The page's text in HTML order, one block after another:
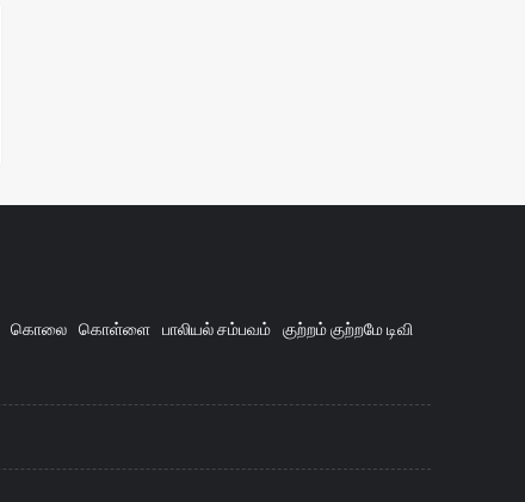
கொலை கொள்ளை பாலியல் சம்பவம் குற்றம் குற்றமே டிவி